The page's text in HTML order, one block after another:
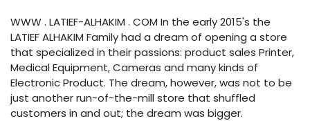
WWW . LATIEF-ALHAKIM . COM In the early 2015's the
LATIEF ALHAKIM Family had a dream of opening a store
that specialized in their passions: product sales Printer,
Medical Equipment, Cameras and many kinds of
Electronic Product. The dream, however, was not to be
just another run-of-the-mill store that shuffled
customers in and out; the dream was bigger.